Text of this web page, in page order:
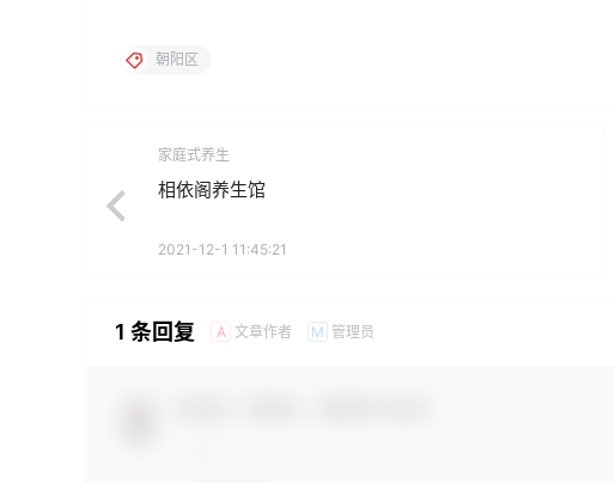
朝阳区
家庭式养生
相依阁养生馆
2021-12-1 11:45:21
1 条回复 A 文章作者 M 管理员